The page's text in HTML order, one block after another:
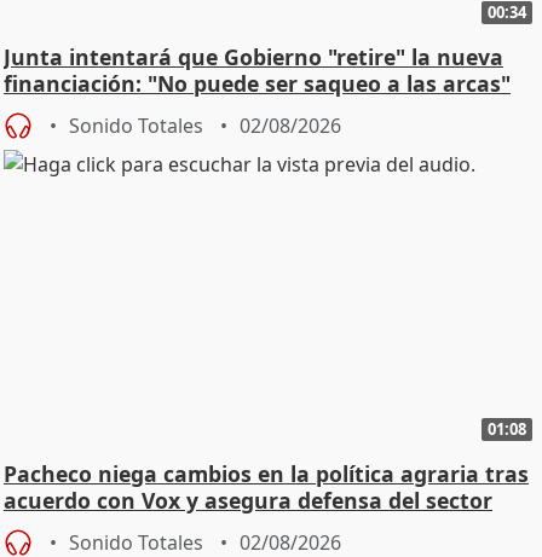
00:34
Junta intentará que Gobierno "retire" la nueva
financiación: "No puede ser saqueo a las arcas"
Sonido Totales 02/08/2026
01:08
Pacheco niega cambios en la política agraria tras
acuerdo con Vox y asegura defensa del sector
Sonido Totales 02/08/2026